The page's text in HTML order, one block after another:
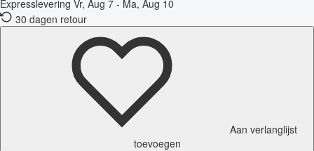
Expresslevering Vr, Aug 7 - Ma, Aug 10
30 dagen retour
Aan verlanglijst
toevoegen